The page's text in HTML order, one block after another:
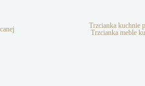
Trzcianka kuchnie
Trzcianka meble